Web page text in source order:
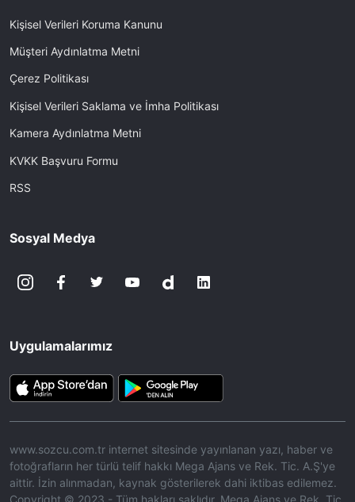
Kişisel Verileri Koruma Kanunu
Müşteri Aydınlatma Metni
Çerez Politikası
Kişisel Verileri Saklama ve İmha Politikası
Kamera Aydınlatma Metni
KVKK Başvuru Formu
RSS
Sosyal Medya
Uygulamalarımız
www.sozcu.com.tr internet sitesinde yayınlanan yazı, haber ve
fotoğrafların her türlü telif hakkı Mega Ajans ve Rek. Tic. A.Ş'ye
aittir. İzin alınmadan, kaynak gösterilerek dahi iktibas edilemez.
Copyright © 2023 - Tüm hakları saklıdır. Mega Ajans ve Rek. Tic.